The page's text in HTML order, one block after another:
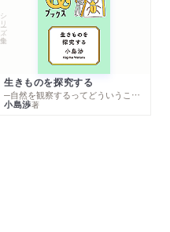
シリーズ・全集
生きものを探究する
─自然を観察するってどういうこと？
小島渉著